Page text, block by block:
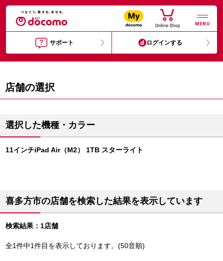
MENU
サポート ログインする
店舗の選択
選択した機種・カラー
11インチiPad Air（M2） 1TB スターライト
喜多方市の店舗を検索した結果を表示しています
検索結果：1店舗
全1件中1件目を表示しております。(50音順)